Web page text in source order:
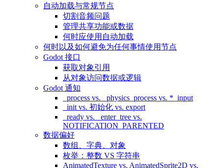
自动加载与常规节点
切割音频问题
管理共享功能或数据
何时应使用自动加载
何时以及如何避免为任何事情使用节点
Godot 接口
获取对象引用
从对象访问数据或逻辑
Godot 通知
_process vs. _physics_process vs. *_input
_init vs. 初始化 vs. export
_ready vs. _enter_tree vs.
NOTIFICATION_PARENTED
数据偏好
数组、字典、对象
枚举：整数 VS 字符串
AnimatedTexture vs. AnimatedSprite2D vs.